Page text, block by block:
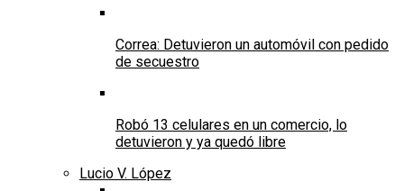
Correa: Detuvieron un automóvil con pedido
de secuestro
Robó 13 celulares en un comercio, lo
detuvieron y ya quedó libre
Lucio V. López